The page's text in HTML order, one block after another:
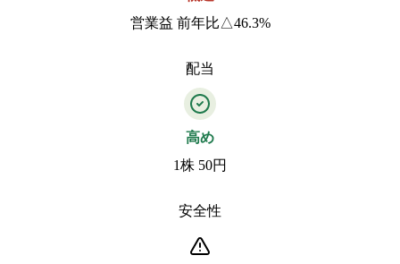
営業益 前年比△46.3%
配当
高め
1株 50円
安全性